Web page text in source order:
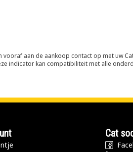
aan de aankoop contact op met uw
indicator kan compatibiliteit met alle
Cat